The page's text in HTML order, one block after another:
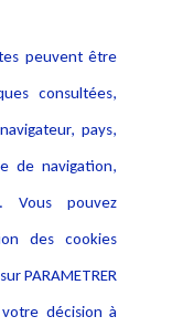
peuvent être
consultées,
pays,
de navigation,
Vous pouvez
des cookies
PARAMETRER
décision à